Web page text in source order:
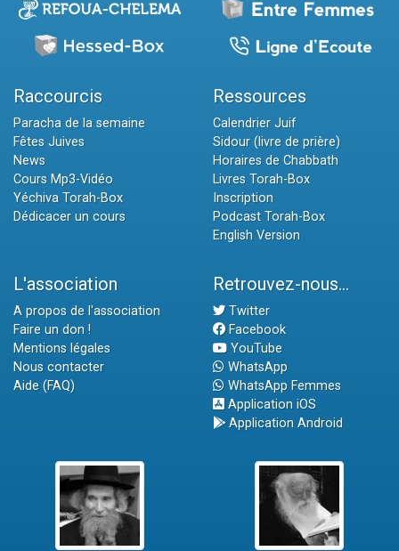
Raccourcis
Paracha de la semaine
Fêtes Juives
News
Cours Mp3-Vidéo
Yéchiva Torah-Box
Dédicacer un cours
Ressources
Calendrier Juif
Sidour (livre de prière)
Horaires de Chabbath
Livres Torah-Box
Inscription
Podcast Torah-Box
English Version
L'association
A propos de l'association
Faire un don !
Mentions légales
Nous contacter
Aide (FAQ)
Retrouvez-nous...
Twitter
Facebook
YouTube
WhatsApp
WhatsApp Femmes
Application iOS
Application Android